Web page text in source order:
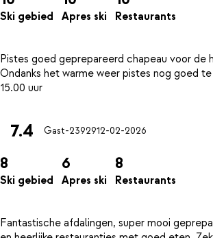
Ski gebied Apres ski Restaurants
Pistes goed geprepareerd chapeau voor de
Ondanks het warme weer pistes nog goed
7.4 Gast-2392912-02-2026
8
Ski gebied
6
Apres ski
8
Restaurants
Fantastische afdalingen, super mooi